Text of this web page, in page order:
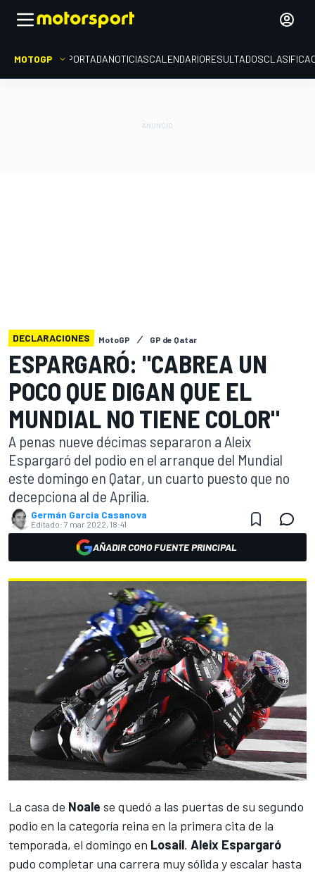
MOTOGP PORTADANOTICIASCALENDARIORESULTADOS
DECLARACIONES MotoGP GP de Qatar
ESPARGARÓ: "CABREA UN
POCO QUE DIGAN QUE EL
MUNDIAL NO TIENE COLOR"
A penas nueve décimas separaron a Aleix
Espargaró del podio en el arranque del Mundial
este domingo en Qatar, un cuarto puesto que no
decepciona al de Aprilia.
Germán Garcia Casanova
Editado: 7 mar 2022, 18:41
AÑADIR COMO FUENTE PRINCIPAL
La casa de Noale se quedó a las puertas de su segundo
podio en la categoría reina en la primera cita de la
temporada, el domingo en Losail. Aleix Espargaró
pudo completar una carrera muy sólida y escalar hasta